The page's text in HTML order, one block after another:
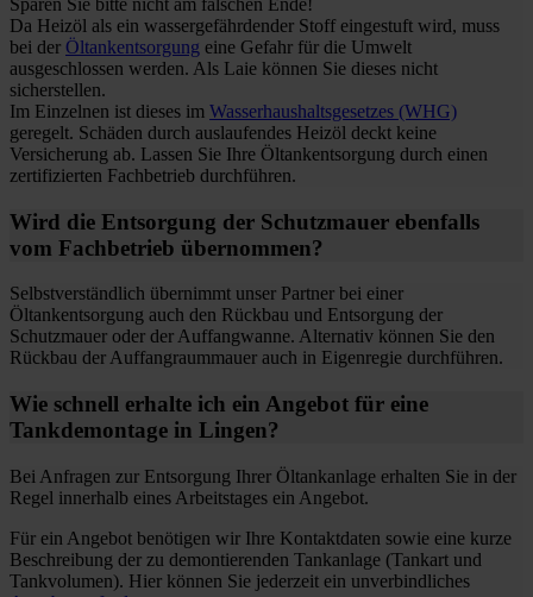
Da Heizöl als ein wassergefährdender Stoff eingestuft wird, muss
bei der Öltankentsorgung eine Gefahr für die Umwelt
ausgeschlossen werden. Als Laie können Sie dieses nicht
sicherstellen.
Im Einzelnen ist dieses im Wasserhaushaltsgesetzes (WHG)
geregelt. Schäden durch auslaufendes Heizöl deckt keine
Versicherung ab. Lassen Sie Ihre Öltankentsorgung durch einen
zertifizierten Fachbetrieb durchführen.
Wird die Entsorgung der Schutzmauer ebenfalls
vom Fachbetrieb übernommen?
Selbstverständlich übernimmt unser Partner bei einer
Öltankentsorgung auch den Rückbau und Entsorgung der
Schutzmauer oder der Auffangwanne. Alternativ können Sie den
Rückbau der Auffangraummauer auch in Eigenregie durchführen.
Wie schnell erhalte ich ein Angebot für eine
Tankdemontage in Lingen?
Bei Anfragen zur Entsorgung Ihrer Öltankanlage erhalten Sie in der
Regel innerhalb eines Arbeitstages ein Angebot.
Für ein Angebot benötigen wir Ihre Kontaktdaten sowie eine kurze
Beschreibung der zu demontierenden Tankanlage (Tankart und
Tankvolumen). Hier können Sie jederzeit ein unverbindliches